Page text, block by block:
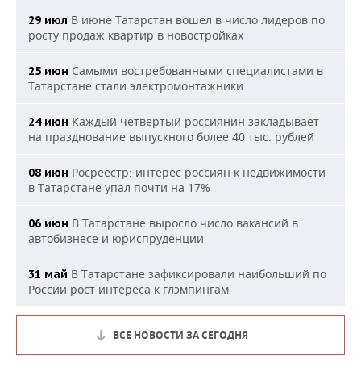
29 июл В июне Татарстан вошел в число лидеров по
росту продаж квартир в новостройках
25 июн Самыми востребованными специалистами в
Татарстане стали электромонтажники
24 июн Каждый четвертый россиянин закладывает
на празднование выпускного более 40 тыс. рублей
08 июн Росреестр: интерес россиян к недвижимости
в Татарстане упал почти на 17%
06 июн В Татарстане выросло число вакансий в
автобизнесе и юриспруденции
31 май В Татарстане зафиксировали наибольший по
России рост интереса к глэмпингам
ВСЕ НОВОСТИ ЗА СЕГОДНЯ